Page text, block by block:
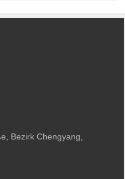
Bezirk Chengyang,